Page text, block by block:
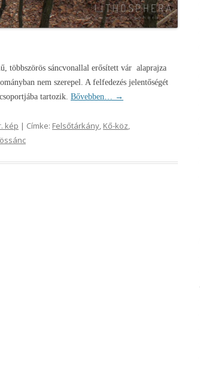
többszörös sáncvonallal erősített vár alaprajza
nem szerepel. A felfedezés jelentőségét
tartozik. Bővebben… →
kép | Címke: Felsőtárkány Kő-köz